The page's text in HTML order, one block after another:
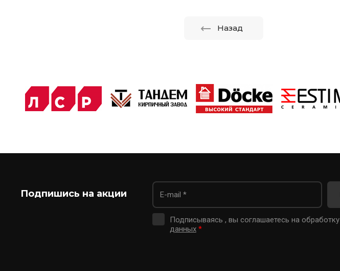
Назад
Подпишись на акции
Подписываясь , вы соглашаетесь на обработку
данных *